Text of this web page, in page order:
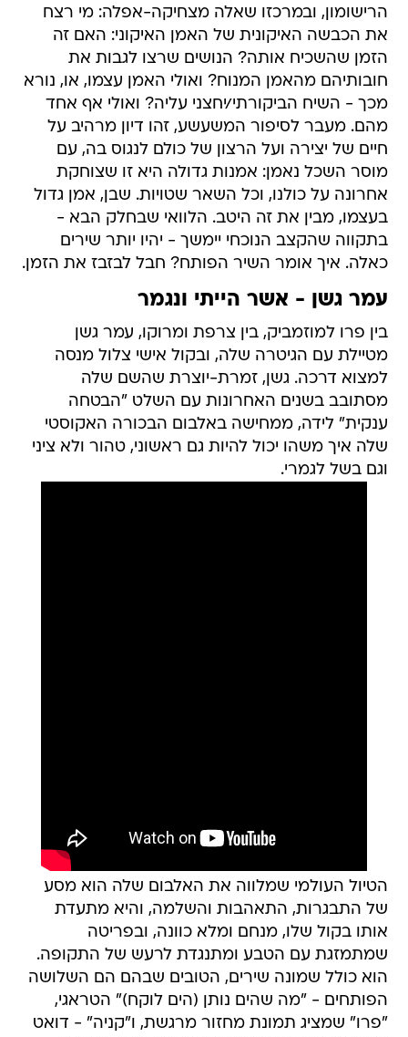
הרישומון, ובמרכזו שאלה מצחיקה-אפלה: מי רצח
את הכבשה האיקונית של האמן האיקוני: האם זה
הזמן שהשכיח אותה? הנושים שרצו לגבות את
חובותיהם מהאמן המנוח? ואולי האמן עצמו, או, נורא
מכך - השיח הביקורתי/יחצני עליה? ואולי אף אחד
מהם. מעבר לסיפור המשעשע, זהו דיון מרהיב על
חיים של יצירה ועל הרצון של כולם לנגוס בה, עם
מוסר השכל נאמן: אמנות גדולה היא זו שצוחקת
אחרונה על כולנו, וכל השאר שטויות. שבן, אמן גדול
בעצמו, מבין את זה היטב. הלוואי שבחלק הבא -
בתקווה שהקצב הנוכחי יימשך - יהיו יותר שירים
כאלה. איך אומר השיר הפותח? חבל לבזבז את הזמן.
עמר גשן - אשר הייתי ונגמר
בין פרו למוזמביק, בין צרפת ומרוקו, עמר גשן
מטיילת עם הגיטרה שלה, ובקול אישי צלול מנסה
למצוא דרכה. גשן, זמרת-יוצרת שהשם שלה
מסתובב בשנים האחרונות עם השלט "הבטחה
ענקית" לידה, ממחישה באלבום הבכורה האקוסטי
שלה איך משהו יכול להיות גם ראשוני, טהור ולא ציני
וגם בשל לגמרי.
הטיול העולמי שמלווה את האלבום שלה הוא מסע
של התבגרות, התאהבות והשלמה, והיא מתעדת
אותו בקול שלו, מנחם ומלא כוונה, ובפריטה
שמתמזגת עם הטבע ומתנגדת לרעש של התקופה.
הוא כולל שמונה שירים, הטובים שבהם הם השלושה
הפותחים - "מה שהים נותן (הים לוקח)" הטראגי,
"פרו" שמציג תמונת מחזור מרגשת, ו"קניה" - דואט